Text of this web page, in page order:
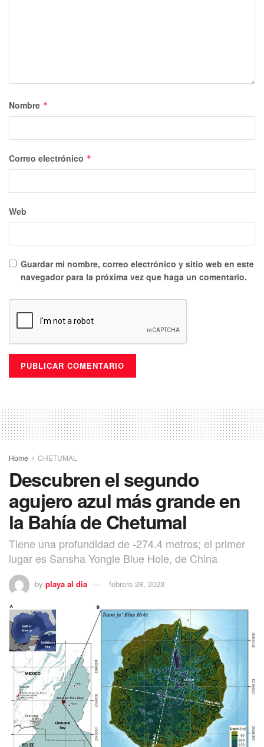
Nombre *
Correo electrónico *
Web
Guardar mi nombre, correo electrónico y sitio web en este
navegador para la próxima vez que haga un comentario.
Home CHETUMAL
Descubren el segundo
agujero azul más grande en
la Bahía de Chetumal
Tiene una profundidad de -274.4 metros; el primer
lugar es Sansha Yongle Blue Hole, de China
by playa al dia febrero 28, 2023